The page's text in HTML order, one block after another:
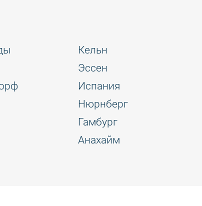
Кельн
Эссен
Испания
Нюрнберг
Гамбург
Анахайм